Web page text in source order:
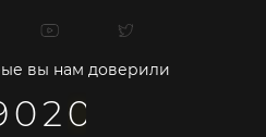
вы нам доверили
020